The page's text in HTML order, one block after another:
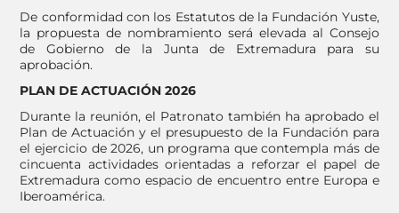
De conformidad con los Estatutos de la Fundación Yuste,
la propuesta de nombramiento será elevada al Consejo
de Gobierno de la Junta de Extremadura para su
aprobación.
PLAN DE ACTUACIÓN 2026
Durante la reunión, el Patronato también ha aprobado el
Plan de Actuación y el presupuesto de la Fundación para
el ejercicio de 2026, un programa que contempla más de
cincuenta actividades orientadas a reforzar el papel de
Extremadura como espacio de encuentro entre Europa e
Iberoamérica.